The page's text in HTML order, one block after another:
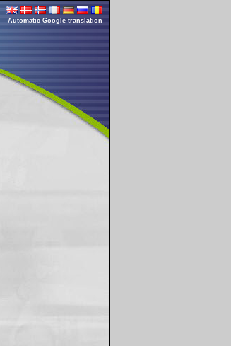
Automatic Google translation